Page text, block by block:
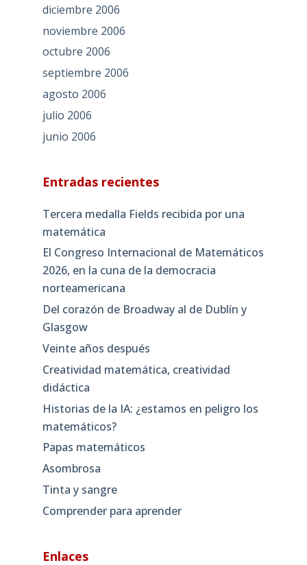
diciembre 2006
noviembre 2006
octubre 2006
septiembre 2006
agosto 2006
julio 2006
junio 2006
Entradas recientes
Tercera medalla Fields recibida por una
matemática
El Congreso Internacional de Matemáticos
2026, en la cuna de la democracia
norteamericana
Del corazón de Broadway al de Dublín y
Glasgow
Veinte años después
Creatividad matemática, creatividad
didáctica
Historias de la IA: ¿estamos en peligro los
matemáticos?
Papas matemáticos
Asombrosa
Tinta y sangre
Comprender para aprender
Enlaces